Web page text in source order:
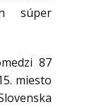
súper
87
miesto